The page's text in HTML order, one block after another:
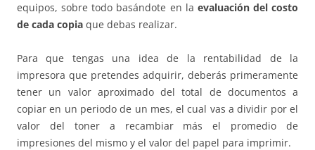
equipos, sobre todo basándote en la evaluación del costo
de cada copia que debas realizar.
Para que tengas una idea de la rentabilidad de la
impresora que pretendes adquirir, deberás primeramente
tener un valor aproximado del total de documentos a
copiar en un periodo de un mes, el cual vas a dividir por el
valor del toner a recambiar más el promedio de
impresiones del mismo y el valor del papel para imprimir.